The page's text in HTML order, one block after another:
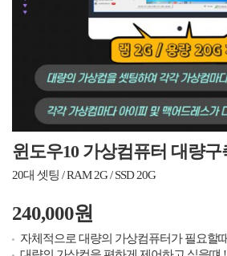
윈도우10 가상컴퓨터 대량구
20대 셋팅 / RAM 2G / SSD 20G
240,000원
자체적으로 대량의 가상컴퓨터가 필요할